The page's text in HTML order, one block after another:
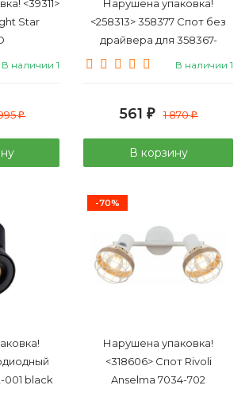
<39311>
Star
В наличии 1
₽
Нарушена упаковка!
<258313> 358377 Спот без
драйвера для 358367-
358376 Konst NT20 038
В наличии 1
561 ₽ 1 870₽
В корзину
001 black
-70%
Нарушена упаковка!
<318606> Спот Rivoli
Anselma 7034-702